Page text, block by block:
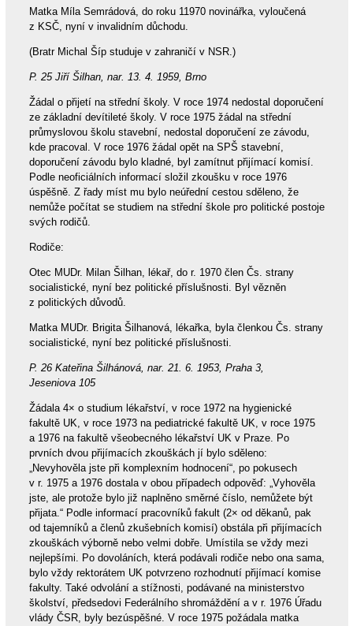
Matka Míla Semrádová, do roku 11970 novinářka, vyloučená
z KSČ, nyní v invalidním důchodu.
(Bratr Michal Šíp studuje v zahraničí v NSR.)
P. 25 Jiří Šilhan, nar. 13. 4. 1959, Brno
Žádal o přijetí na střední školy. V roce 1974 nedostal doporučení
ze základní devítileté školy. V roce 1975 žádal na střední
průmyslovou školu stavební, nedostal doporučení ze závodu,
kde pracoval. V roce 1976 žádal opět na SPŠ stavební,
doporučení závodu bylo kladné, byl zamítnut přijímací komisí.
Podle neoficiálních informací složil zkoušku v roce 1976
úspěšně. Z řady míst mu bylo neúřední cestou sděleno, že
nemůže počítat se studiem na střední škole pro politické postoje
svých rodičů.
Rodiče:
Otec MUDr. Milan Šilhan, lékař, do r. 1970 člen Čs. strany
socialistické, nyní bez politické příslušnosti. Byl vězněn
z politických důvodů.
Matka MUDr. Brigita Šilhanová, lékařka, byla členkou Čs. strany
socialistické, nyní bez politické příslušnosti.
P. 26 Kateřina Šilhánová, nar. 21. 6. 1953, Praha 3,
Jeseniova 105
Žádala 4× o studium lékařství, v roce 1972 na hygienické
fakultě UK, v roce 1973 na pediatrické fakultě UK, v roce 1975
a 1976 na fakultě všeobecného lékařství UK v Praze. Po
prvních dvou přijímacích zkouškách jí bylo sděleno:
„Nevyhověla jste při komplexním hodnocení“, po pokusech
v r. 1975 a 1976 dostala v obou případech odpověď: „Vyhověla
jste, ale protože bylo již naplněno směrné číslo, nemůžete být
přijata.“ Podle informací pracovníků fakult (2× od děkanů, pak
od tajemníků a členů zkušebních komisí) obstála při přijímacích
zkouškách výborně nebo velmi dobře. Umístila se vždy mezi
nejlepšími. Po dovoláních, která podávali rodiče nebo ona sama,
bylo vždy rektorátem UK potvrzeno rozhodnutí přijímací komise
fakulty. Také odvolání a stížnosti, podávané na ministerstvo
školství, předsedovi Federálního shromáždění a v r. 1976 Úřadu
vlády ČSR, byly bezúspěšné. V roce 1975 požádala matka